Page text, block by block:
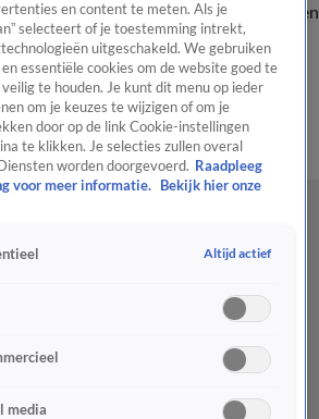
Veelgestelde vragenKijkersvraag insturen
InsideDe OranjezomerShopUitzending
en content te meten. Als je
selecteert of je toestemming intrekt,
uitgeschakeld. We gebruiken
essentiële cookies om de website goed te
te houden. Je kunt dit menu op ieder
om je keuzes te wijzigen of om je
door op de link Cookie-instellingen
te klikken. Je selecties zullen overal
worden doorgevoerd. Raadpleeg
voor meer informatie.
Bekijk hier onze
Altijd actief
media